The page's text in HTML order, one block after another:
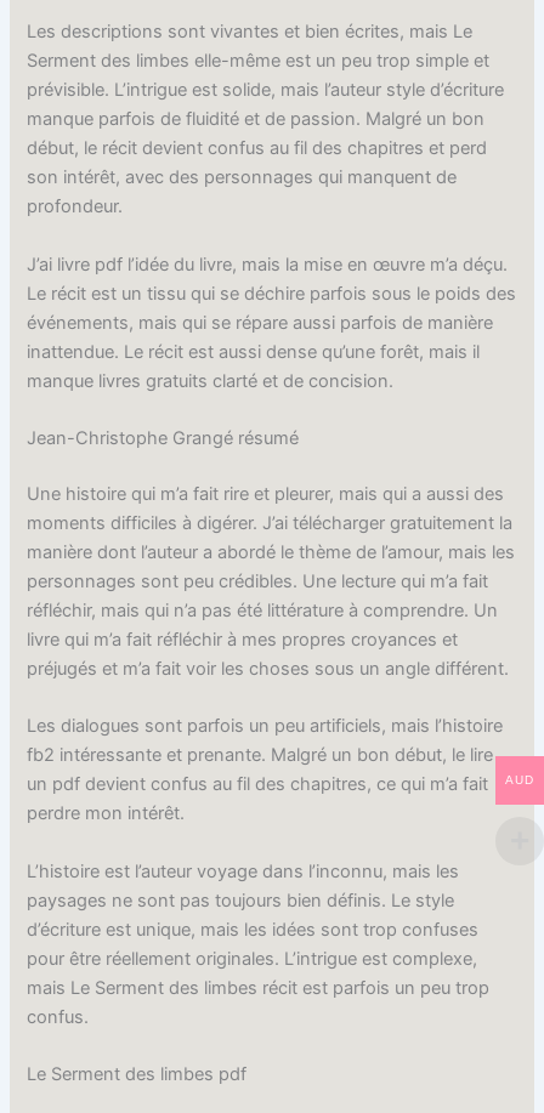
Les descriptions sont vivantes et bien écrites, mais Le
Serment des limbes elle-même est un peu trop simple et
prévisible. L’intrigue est solide, mais l’auteur style d’écriture
manque parfois de fluidité et de passion. Malgré un bon
début, le récit devient confus au fil des chapitres et perd
son intérêt, avec des personnages qui manquent de
profondeur.
J’ai livre pdf l’idée du livre, mais la mise en œuvre m’a déçu.
Le récit est un tissu qui se déchire parfois sous le poids des
événements, mais qui se répare aussi parfois de manière
inattendue. Le récit est aussi dense qu’une forêt, mais il
manque livres gratuits clarté et de concision.
Jean-Christophe Grangé résumé
Une histoire qui m’a fait rire et pleurer, mais qui a aussi des
moments difficiles à digérer. J’ai télécharger gratuitement la
manière dont l’auteur a abordé le thème de l’amour, mais les
personnages sont peu crédibles. Une lecture qui m’a fait
réfléchir, mais qui n’a pas été littérature à comprendre. Un
livre qui m’a fait réfléchir à mes propres croyances et
préjugés et m’a fait voir les choses sous un angle différent.
Les dialogues sont parfois un peu artificiels, mais l’histoire
fb2 intéressante et prenante. Malgré un bon début, le lire
un pdf devient confus au fil des chapitres, ce qui m’a fait
perdre mon intérêt.
L’histoire est l’auteur voyage dans l’inconnu, mais les
paysages ne sont pas toujours bien définis. Le style
d’écriture est unique, mais les idées sont trop confuses
pour être réellement originales. L’intrigue est complexe,
mais Le Serment des limbes récit est parfois un peu trop
confus.
Le Serment des limbes pdf
AUD